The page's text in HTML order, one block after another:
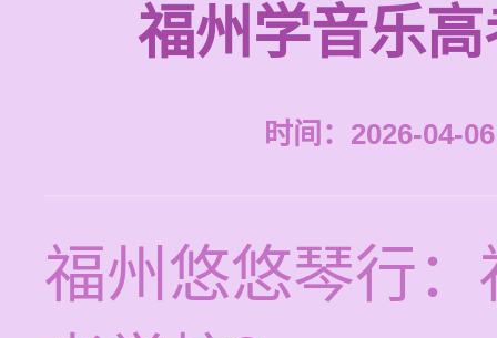
福州学音乐
时间：2026-04-
福州悠悠琴行